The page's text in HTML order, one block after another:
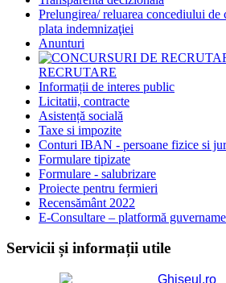
Prelungirea/ reluarea concediului de
plata indemnizaţiei
Anunturi
RECRUTARE
Informații de interes public
Licitatii, contracte
Asistență socială
Taxe si impozite
Conturi IBAN - persoane fizice si
Formulare tipizate
Formulare - salubrizare
Proiecte pentru fermieri
Recensământ 2022
E-Consultare – platformă
Servicii și informații utile